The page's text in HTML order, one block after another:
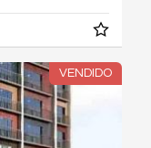
VENDIDO